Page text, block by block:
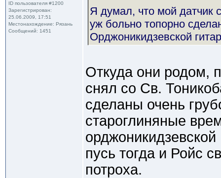
ID пользователя #1200
Зарегистрирован:
25.06.2009, 17:51
Местонахождение: Рязань
Сообщений: 1451
Я думал, что мой датчик
уж больно топорно
Орджоникидзевской
Откуда они родом,
снял со Св.
сделаны очень
староглиняные
пусь тогда и Ройс
потроха.